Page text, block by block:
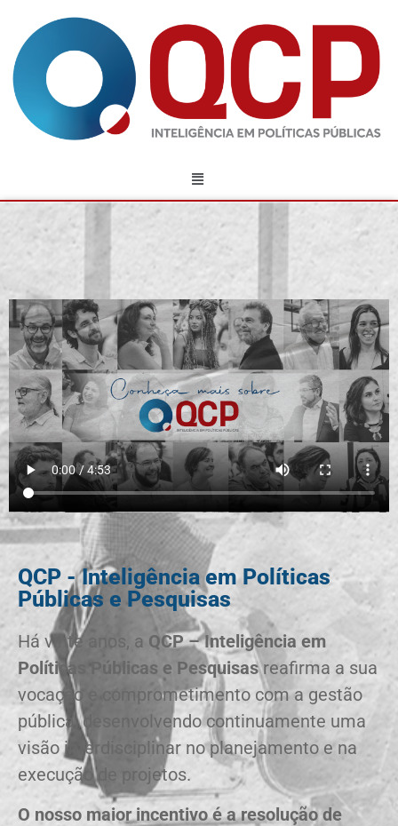
QCP - Inteligência em Políticas
Públicas e Pesquisas
Há vinte anos, a QCP – Inteligência em
Políticas Públicas e Pesquisasreafirma a sua
vocação e comprometimento com a gestão
pública, desenvolvendo continuamente uma
visão interdisciplinar no planejamento e na
execução de projetos.
O nosso maior incentivo é a resolução de